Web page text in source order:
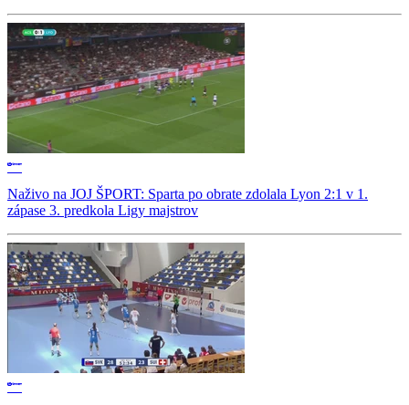
Naživo na JOJ ŠPORT: Sparta po obrate zdolala Lyon 2:1 v 1.
zápase 3. predkola Ligy majstrov